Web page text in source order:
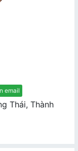
email
Thái, Thành